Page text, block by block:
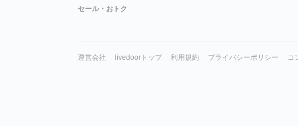
セール・おトク
運営会社 livedoorトップ 利用規約 プライバシーポリシー コ